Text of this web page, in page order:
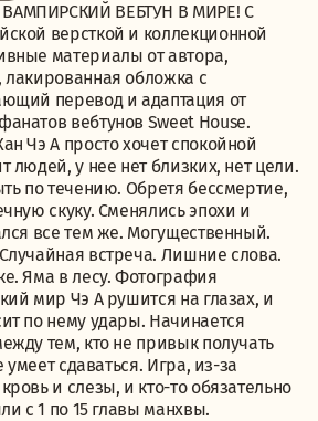
ВЕБТУН В МИРЕ! С
версткой и коллекционной
материалы от автора,
лакированная обложка с
перевод и адаптация от
вебтунов Sweet House.
Чэ А просто хочет спокойной
людей, у нее нет близких, нет цели.
по течению. Обретя бессмертие,
скуку. Сменялись эпохи и
все тем же. Могущественный.
встреча. Лишние слова.
Яма в лесу. Фотография
мир Чэ А рушится на глазах, и
по нему удары. Начинается
тем, кто не привык получать
умеет сдаваться. Игра, из-за
и слезы, и кто-то обязательно
с 1 по 15 главы манхвы.